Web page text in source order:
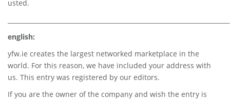
usted.
english:
yfw.ie creates the largest networked marketplace in the
world. For this reason, we have included your address with
us. This entry was registered by our editors.
If you are the owner of the company and wish the entry is